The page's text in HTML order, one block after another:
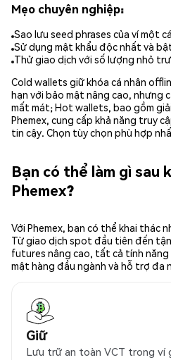
Mẹo chuyên nghiệp:
Sao lưu seed phrases của ví một
Sử dụng mật khẩu độc nhất và
Thử giao dịch với số lượng nhỏ
Cold wallets giữ khóa cá nhân
hạn với bảo mật nâng cao, nhưng
mất mát; Hot wallets, bao gồm
Phemex, cung cấp khả năng truy
tin cậy. Chọn tùy chọn phù hợp
Bạn có thể làm gì sau
Phemex?
Với Phemex, bạn có thể khai thác
Từ giao dịch spot đầu tiên đến
futures nâng cao, tất cả tính
mật hàng đầu ngành và hỗ trợ đa
Giữ
Lưu trữ an toàn VCT trong ví